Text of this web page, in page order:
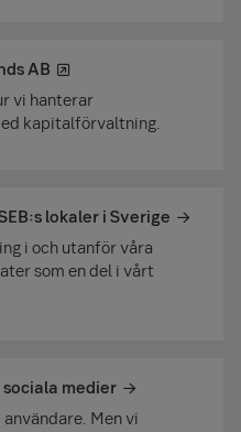
AB
vi hanterar
kapitalförvaltning.
lokaler i Sverige
i och utanför våra
som en del i vårt
medier
Men vi